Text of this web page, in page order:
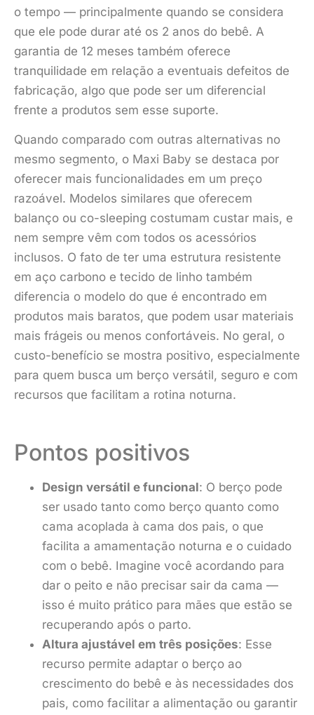
o tempo — principalmente quando se considera
que ele pode durar até os 2 anos do bebê. A
garantia de 12 meses também oferece
tranquilidade em relação a eventuais defeitos de
fabricação, algo que pode ser um diferencial
frente a produtos sem esse suporte.
Quando comparado com outras alternativas no
mesmo segmento, o Maxi Baby se destaca por
oferecer mais funcionalidades em um preço
razoável. Modelos similares que oferecem
balanço ou co-sleeping costumam custar mais, e
nem sempre vêm com todos os acessórios
inclusos. O fato de ter uma estrutura resistente
em aço carbono e tecido de linho também
diferencia o modelo do que é encontrado em
produtos mais baratos, que podem usar materiais
mais frágeis ou menos confortáveis. No geral, o
custo-benefício se mostra positivo, especialmente
para quem busca um berço versátil, seguro e com
recursos que facilitam a rotina noturna.
Pontos positivos
Design versátil e funcional: O berço pode
ser usado tanto como berço quanto como
cama acoplada à cama dos pais, o que
facilita a amamentação noturna e o cuidado
com o bebê. Imagine você acordando para
dar o peito e não precisar sair da cama —
isso é muito prático para mães que estão se
recuperando após o parto.
Altura ajustável em três posições: Esse
recurso permite adaptar o berço ao
crescimento do bebê e às necessidades dos
pais, como facilitar a alimentação ou garantir